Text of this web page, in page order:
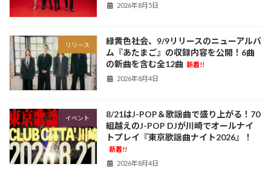
2026年8月5日
リリース
緑黄色社会、9/9リリースのニューアルバ
ム『あたまご』の収録内容を公開！6曲
の新曲を含む全12曲 新着!!
2026年8月4日
イベント
8/21はJ-POP＆歌謡曲で盛り上がる！70
組越えのJ-POP DJが川崎でオールナイ
トプレイ『東京歌謡曲ナイト2026』！
新着!!
2026年8月4日